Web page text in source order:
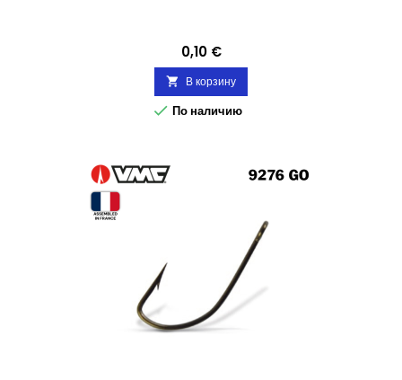
Цена
0,10 €
 В корзину
 По наличию